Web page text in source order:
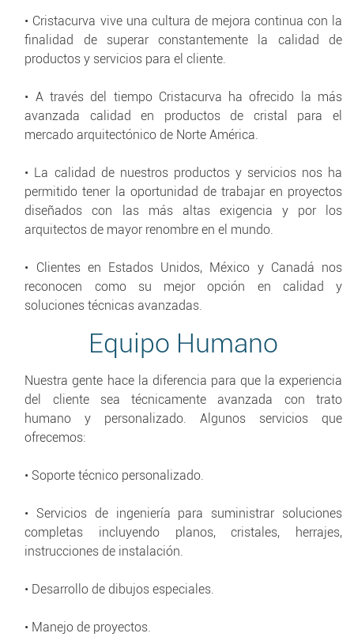
• Cristacurva vive una cultura de mejora continua con la
finalidad de superar constantemente la calidad de
productos y servicios para el cliente.
• A través del tiempo Cristacurva ha ofrecido la más
avanzada calidad en productos de cristal para el
mercado arquitectónico de Norte América.
• La calidad de nuestros productos y servicios nos ha
permitido tener la oportunidad de trabajar en proyectos
diseñados con las más altas exigencia y por los
arquitectos de mayor renombre en el mundo.
• Clientes en Estados Unidos, México y Canadá nos
reconocen como su mejor opción en calidad y
soluciones técnicas avanzadas.
Equipo Humano
Nuestra gente hace la diferencia para que la experiencia
del cliente sea técnicamente avanzada con trato
humano y personalizado. Algunos servicios que
ofrecemos:
• Soporte técnico personalizado.
• Servicios de ingeniería para suministrar soluciones
completas incluyendo planos, cristales, herrajes,
instrucciones de instalación.
• Desarrollo de dibujos especiales.
• Manejo de proyectos.